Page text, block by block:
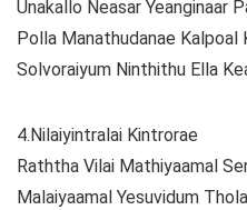
Unakallo Neasar Yeanginaar
Polla Manathudanae Kalpoal
Solvoraiyum Ninthithu Ella
4.Nilaiyintralai Kintrorae
Raththa Vilai Mathiyaamal
Malaiyaamal Yesuvidum